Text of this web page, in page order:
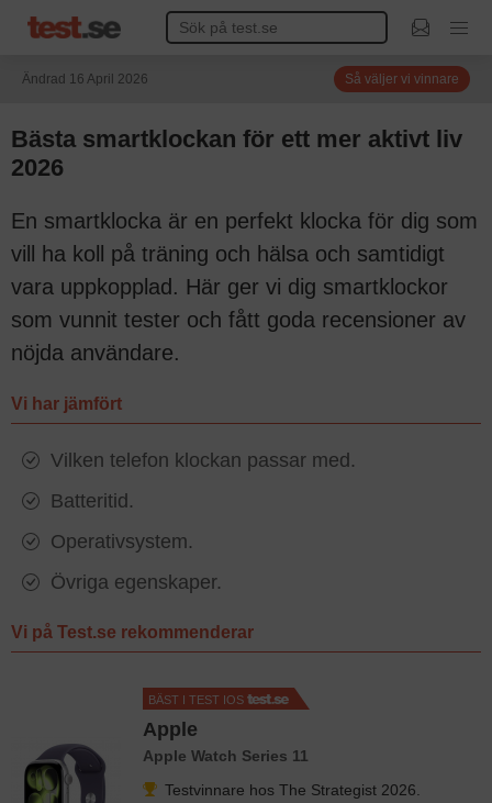
Ändrad 16 April 2026 Så väljer vi vinnare
Bästa smartklockan för ett mer aktivt liv
2026
En smartklocka är en perfekt klocka för dig som
vill ha koll på träning och hälsa och samtidigt
vara uppkopplad. Här ger vi dig smartklockor
som vunnit tester och fått goda recensioner av
nöjda användare.
Vi har jämfört
Vilken telefon klockan passar med.
Batteritid.
Operativsystem.
Övriga egenskaper.
Vi på Test.se rekommenderar
BÄST I TEST IOS
Apple
Apple Watch Series 11
Testvinnare hos The Strategist 2026.